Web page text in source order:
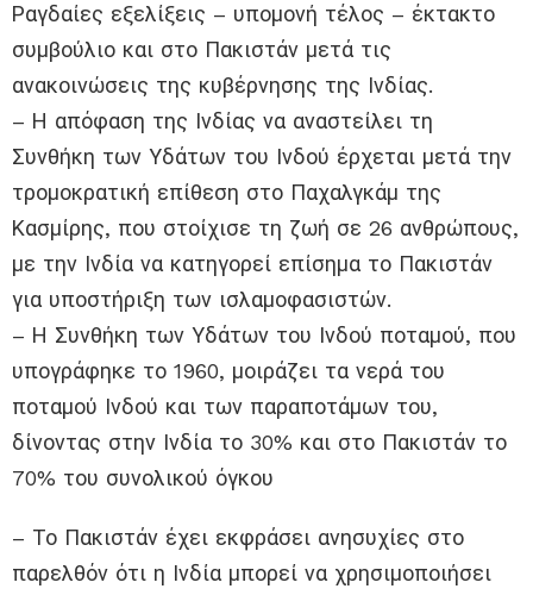
Ραγδαίες εξελίξεις – υπομονή τέλος – έκτακτο
συμβούλιο και στο Πακιστάν μετά τις
ανακοινώσεις της κυβέρνησης της Ινδίας.
– Η απόφαση της Ινδίας να αναστείλει τη
Συνθήκη των Υδάτων του Ινδού έρχεται μετά την
τρομοκρατική επίθεση στο Παχαλγκάμ της
Κασμίρης, που στοίχισε τη ζωή σε 26 ανθρώπους,
με την Ινδία να κατηγορεί επίσημα το Πακιστάν
για υποστήριξη των ισλαμοφασιστών.
– Η Συνθήκη των Υδάτων του Ινδού ποταμού, που
υπογράφηκε το 1960, μοιράζει τα νερά του
ποταμού Ινδού και των παραποτάμων του,
δίνοντας στην Ινδία το 30% και στο Πακιστάν το
70% του συνολικού όγκου
– Το Πακιστάν έχει εκφράσει ανησυχίες στο
παρελθόν ότι η Ινδία μπορεί να χρησιμοποιήσει